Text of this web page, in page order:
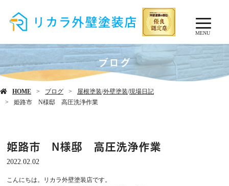
MENU
ブログ
HOME ブログ 屋根塗装/外壁塗装/現場日記
姫路市 N様邸 高圧洗浄作業
姫路市 N様邸 高圧洗浄作業
2022.02.02
こんにちは。リカラ外壁塗装店です。